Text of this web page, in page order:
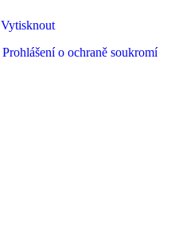
Vytisknout
Prohlášení o ochraně soukromí